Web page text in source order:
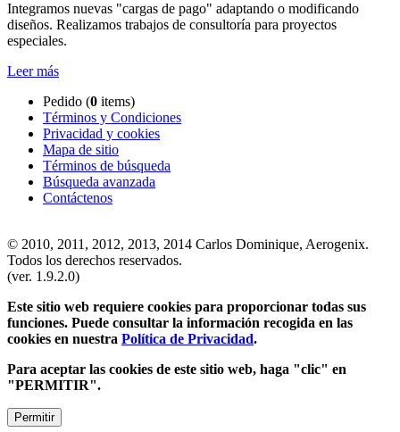
Integramos nuevas "cargas de pago" adaptando o modificando
diseños. Realizamos trabajos de consultoría para proyectos
especiales.
Leer más
Pedido (0 items)
Términos y Condiciones
Privacidad y cookies
Mapa de sitio
Términos de búsqueda
Búsqueda avanzada
Contáctenos
© 2010, 2011, 2012, 2013, 2014 Carlos Dominique, Aerogenix.
Todos los derechos reservados.
(ver. 1.9.2.0)
Este sitio web requiere cookies para proporcionar todas sus
funciones. Puede consultar la información recogida en las
cookies en nuestra Política de Privacidad.
Para aceptar las cookies de este sitio web, haga "clic" en
"PERMITIR".
Permitir